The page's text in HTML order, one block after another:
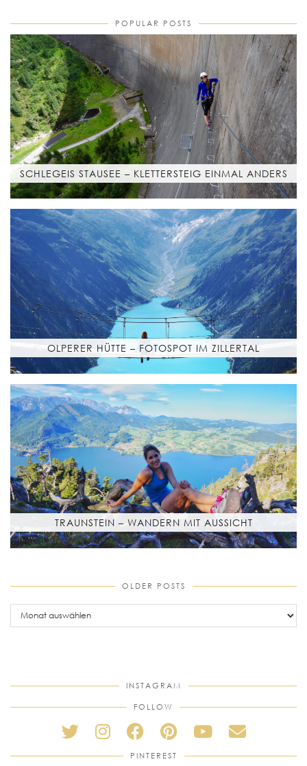
POPULAR POSTS
SCHLEGEIS STAUSEE – KLETTERSTEIG EINMAL ANDERS
OLPERER HÜTTE – FOTOSPOT IM ZILLERTAL
TRAUNSTEIN – WANDERN MIT AUSSICHT
OLDER POSTS
older
posts
INSTAGRAM
FOLLOW
PINTEREST